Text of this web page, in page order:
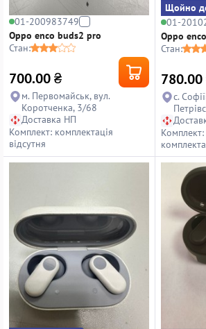
01-200983749
Oppo enco buds2 pro
Стан:
700.00₴
м. Первомайськ, вул.
Коротченка, 3/68
Доставка НП
Комплект: комплектація
відсутня
Щойно
01-
Oppo
Стан:
780.00
с.
Комплект: